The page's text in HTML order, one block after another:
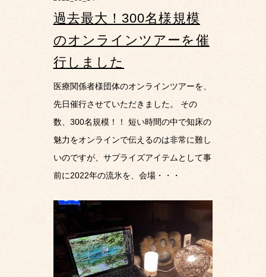
過去最大！300名様規模
のオンラインツアーを催
行しました
医療関係者様団体のオンラインツアーを、
先日催行させていただきました。 その
数、300名規模！！ 短い時間の中で知床の
魅力をオンラインで伝えるのは非常に難し
いのですが、サプライズアイテムとして事
前に2022年の流氷を、会場・・・